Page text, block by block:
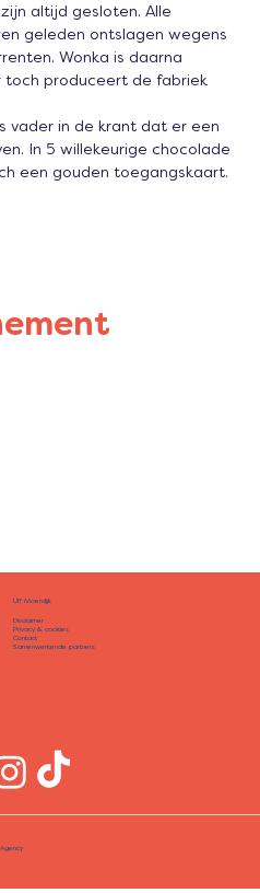
altijd gesloten. Alle
geleden ontslagen wegens
Wonka is daarna
toch produceert de fabriek
vader in de krant dat er een
In 5 willekeurige chocolade
een gouden toegangskaart.
UIT Moerdijk
Disclaimer
Privacy & cookies
Contact
Samenwerkende partners